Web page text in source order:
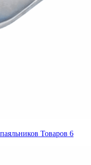
Товаров 6